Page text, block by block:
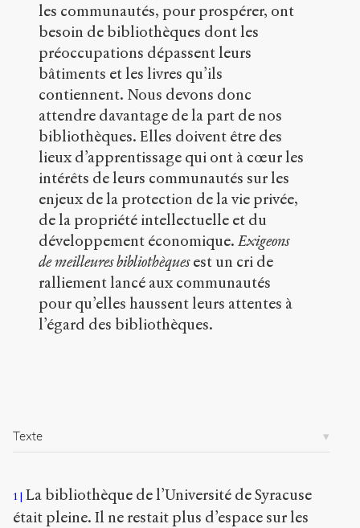
Copier la
référence
Chicago
référence
Bibtex
les communautés, pour prospérer, ont
besoin de bibliothèques dont les
préoccupations dépassent leurs
bâtiments et les livres qu’ils
contiennent. Nous devons donc
attendre davantage de la part de nos
bibliothèques. Elles doivent être des
lieux d’apprentissage qui ont à cœur les
intérêts de leurs communautés sur les
enjeux de la protection de la vie privée,
de la propriété intellectuelle et du
développement économique. Exigeons
de meilleures bibliothèquesest un cri de
ralliement lancé aux communautés
pour qu’elles haussent leurs attentes à
l’égard des bibliothèques.
Texte
1 La bibliothèque de l’Université de Syracuse
était pleine. Il ne restait plus d’espace sur les